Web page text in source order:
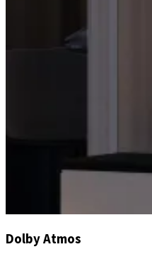
Dolby Atmos